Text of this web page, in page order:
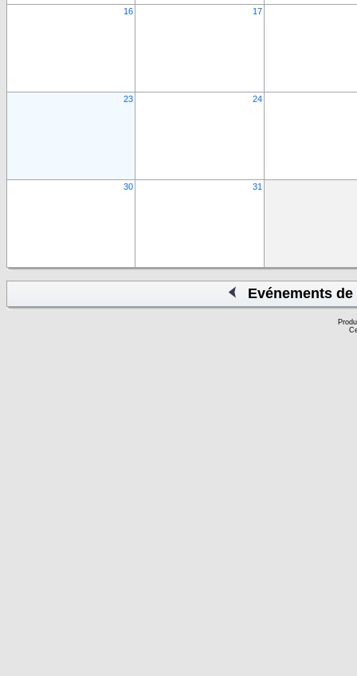
16 17
23 24
30 31
Evénements